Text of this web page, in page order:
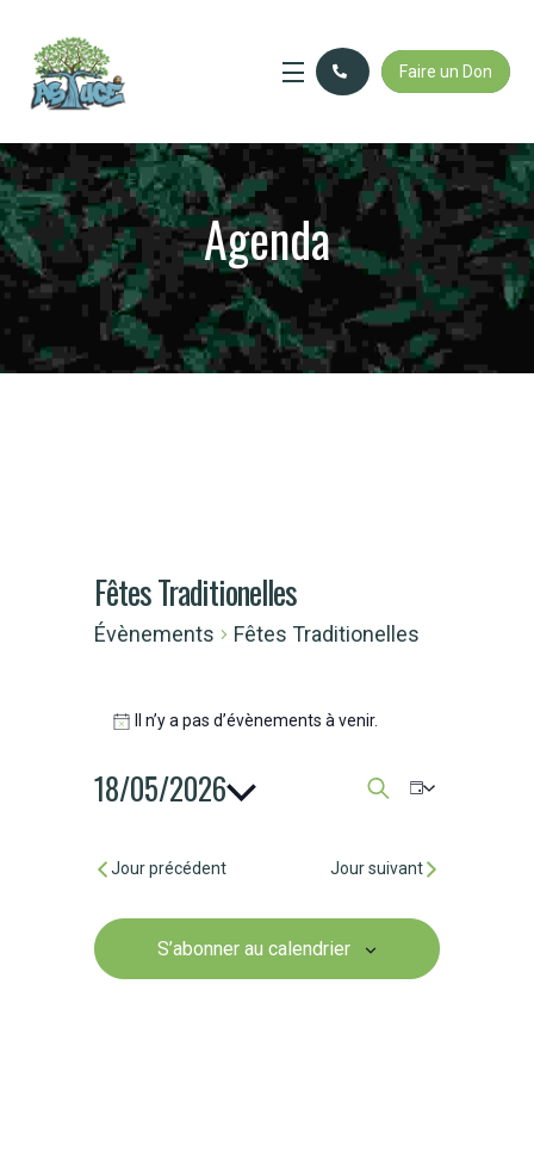
Faire un Don
Agenda
Fêtes Traditionelles
Évènements Fêtes Traditionelles
NoticeIl n’y a pas d’évènements à venir.
Recherche
et
navigation
de
de
vues
Jour
18/05/2026
uneJour précédent Jour suivant
S’abonner au calendrier